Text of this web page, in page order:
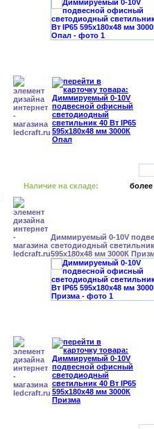
Наличие на складе: более
Диммируемый 0-10V
светодиодный
595x180x48 мм 3000К